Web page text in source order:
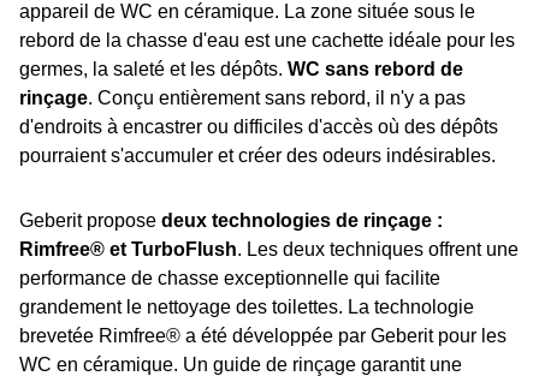
appareil de WC en céramique. La zone située sous le
rebord de la chasse d'eau est une cachette idéale pour les
germes, la saleté et les dépôts. WC sans rebord de
rinçage. Conçu entièrement sans rebord, il n'y a pas
d'endroits à encastrer ou difficiles d'accès où des dépôts
pourraient s'accumuler et créer des odeurs indésirables.
Geberit propose deux technologies de rinçage :
Rimfree® et TurboFlush. Les deux techniques offrent une
performance de chasse exceptionnelle qui facilite
grandement le nettoyage des toilettes. La technologie
brevetée Rimfree® a été développée par Geberit pour les
WC en céramique. Un guide de rinçage garantit une